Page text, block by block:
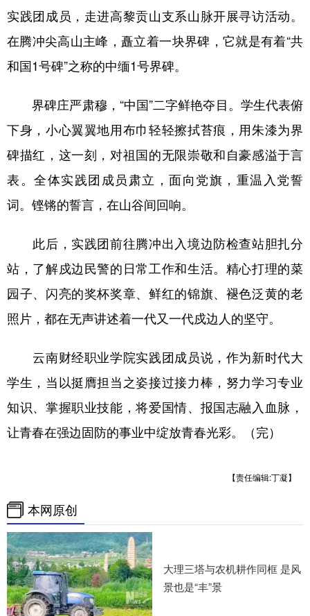
实践团成员，走进高黎贡山支系山脉开展寻访活动。
在腾冲尖高山主峰，矗立着一块界碑，它就是有着“共
和国1号碑”之称的中缅1号界碑。
界碑庄严肃穆，“中国”二字鲜艳夺目。学生代表俯
下身，小心翼翼地用布巾轻轻擦拭苔痕，用朱漆为界
碑描红，这一刻，对祖国的无限崇敬和自豪感溢于言
表。全体实践团成员肃立，面向党旗，重温入党誓
词。铿锵的誓言，在山谷间回响。
此后，实践团前往腾冲出入境边防检查站胆扎分
站，了解戍边民警的日常工作和生活。精心打理的菜
园子、闪亮的奖杯奖章、鲜红的锦旗、褪色泛黄的老
照片，都在无声讲述着一代又一代戍边人的坚守。
云南财经职业学院实践团成员说，作为新时代大
学生，当以挺膺担当之姿接过接力棒，努力学习专业
知识、掌握职业技能，将爱国情、报国志融入血脉，
让青春在强边固防的事业中绽放青春光彩。（完）
【责任编辑:丁凝】
本网原创
大理三塔与农机耕作同框 是风
景也是“丰”景